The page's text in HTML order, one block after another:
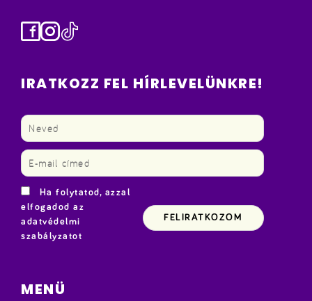
Facebook
Instagram
TikTok
IRATKOZZ FEL HÍRLEVELÜNKRE!
Ha folytatod, azzal
elfogadod az
adatvédelmi
szabályzatot
MENÜ